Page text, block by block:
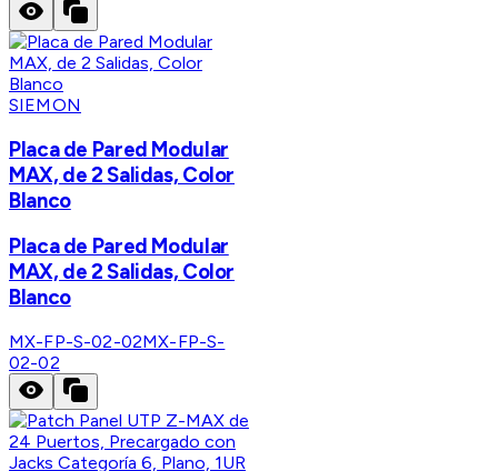
SIEMON
Placa de Pared Modular
MAX, de 2 Salidas, Color
Blanco
Placa de Pared Modular
MAX, de 2 Salidas, Color
Blanco
MX-FP-S-02-02MX-FP-S-
02-02